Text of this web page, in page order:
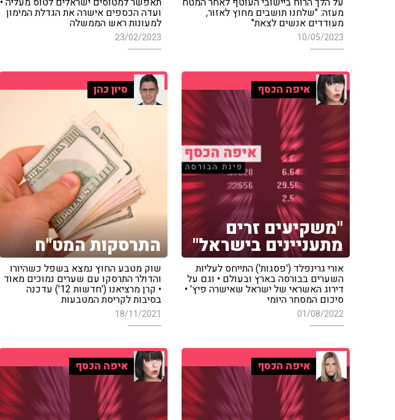
מעזה: "שלחנו תושבים מחוץ לאזור,
מעודדים אנשים לצאת"
10/05/2023
ועדה הכספים אישרה את הגדלת המימון
למעונות ראש הממשלה
23/02/2023
איפה הכסף
"משקיעים זרים
מתעניינים בישראל"
אורי גרינפלד ('פסגות') התייחס לעליות
השערים בבורסה בארץ ובעולם • וגם על
דירוג האשראי של ישראל שאישרה פיץ' •
סיכום המסחר היומי
01/08/2022
סיון כהן
התרסקות המט"ח
שוק מטבע החוץ נמצא בשפל כשהיורו
והדולר התרסקו עם שערים נמוכים מאוד
• קרן מרציאנו ('חדשות 12') עדכנה
בסיבות לקריסת המטבעות
18/11/2021
איפה הכסף איפה הכסף